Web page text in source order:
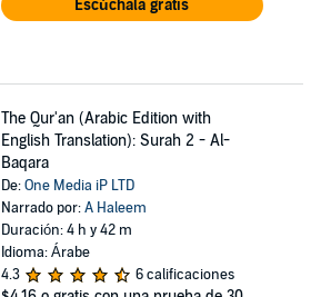
Escúchala gratis
The Qur'an (Arabic Edition with
English Translation): Surah 2 - Al-
Baqara
De:One Media iP LTD
Narrado por:A Haleem
Duración: 4 h y 42 m
Idioma: Árabe
4.3
6 calificaciones